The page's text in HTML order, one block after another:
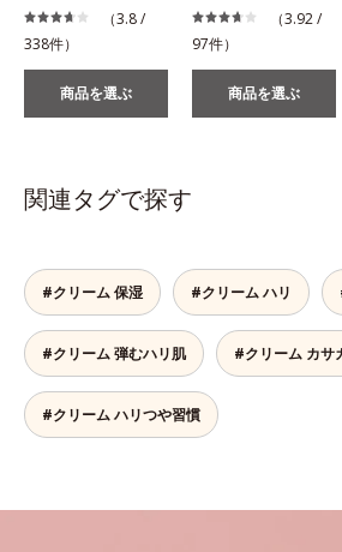
（3.8 /
338件）
商品を選ぶ
（3.92 /
97件）
商品を選ぶ
関連タグで探す
#クリーム 保湿 #クリーム ハリ
#クリーム 弾むハリ肌 #クリーム カサ
#クリーム ハリつや習慣